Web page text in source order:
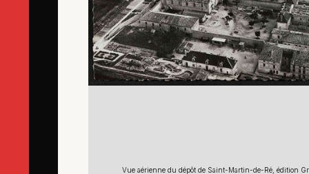
Vue aérienne du dépôt de Saint-Martin-de-Ré, édition